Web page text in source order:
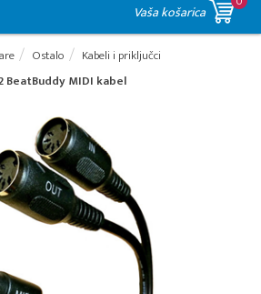
Vaša košarica
Ostalo
Kabeli i priključci
BeatBuddy MIDI kabel